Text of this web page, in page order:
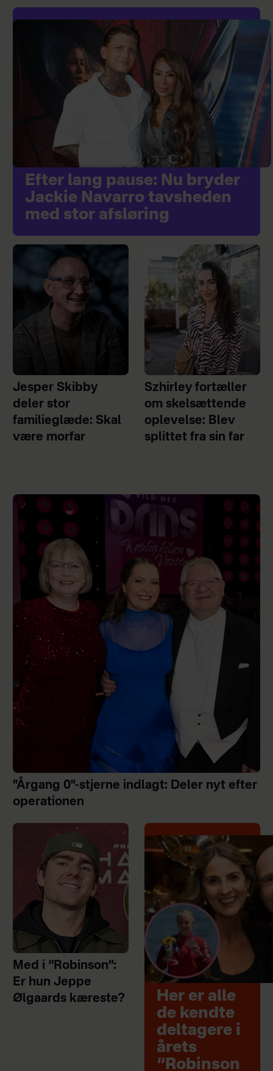
Efter lang pause: Nu bryder
Jackie Navarro tavsheden
med stor afsløring
Jesper Skibby
deler stor
familieglæde: Skal
være morfar
Szhirley fortæller
om skelsættende
oplevelse: Blev
splittet fra sin far
"Årgang 0"-stjerne indlagt: Deler nyt efter
operationen
Med i “Robinson”:
Er hun Jeppe
Ølgaards kæreste?
Her er alle
de kendte
deltagere i
årets
“Robinson